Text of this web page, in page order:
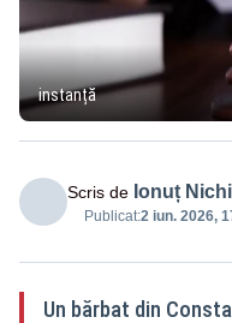
instanță
Scris de Ionuț
Publicat:2 iun. 2026,
Un bărbat din